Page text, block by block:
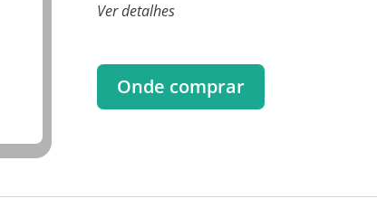
Ver detalhes
Onde comprar